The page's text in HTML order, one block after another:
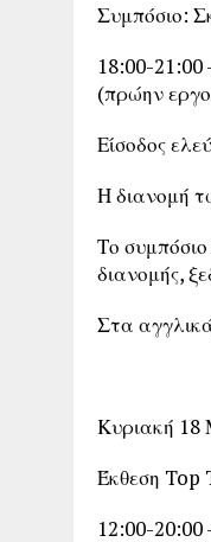
Συμπόσιο:
18:00-
(πρώην
Είσοδος
Η διανομή
Το
διανομής,
Στα
Κυριακή 18
Έκθεση Top
12:00-20:00